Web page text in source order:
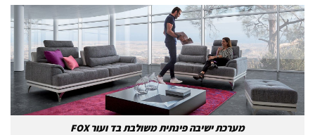
מערכת ישיבה פינתית משולבת בד ועור FOX